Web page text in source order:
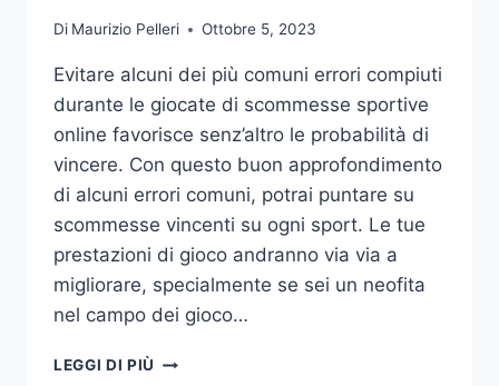
Di Maurizio Pelleri Ottobre 5, 2023
Evitare alcuni dei più comuni errori compiuti
durante le giocate di scommesse sportive
online favorisce senz’altro le probabilità di
vincere. Con questo buon approfondimento
di alcuni errori comuni, potrai puntare su
scommesse vincenti su ogni sport. Le tue
prestazioni di gioco andranno via via a
migliorare, specialmente se sei un neofita
nel campo dei gioco…
LEGGI DI PIÙ GLI